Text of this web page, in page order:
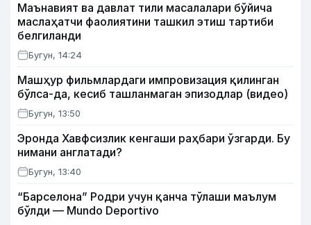
Маънавият ва давлат тили масалалари бўйича
маслаҳатчи фаолиятини ташкил этиш тартиби
белгиланди
Бугун, 14:24
Машҳур фильмлардаги импровизация қилинган
бўлса-да, кесиб ташланмаган эпизодлар (видео)
Бугун, 13:50
Эронда Хавфсизлик кенгаши раҳбари ўзгарди. Бу
нимани англатади?
Бугун, 13:40
“Барселона” Родри учун қанча тўлаши маълум
бўлди — Mundo Deportivo